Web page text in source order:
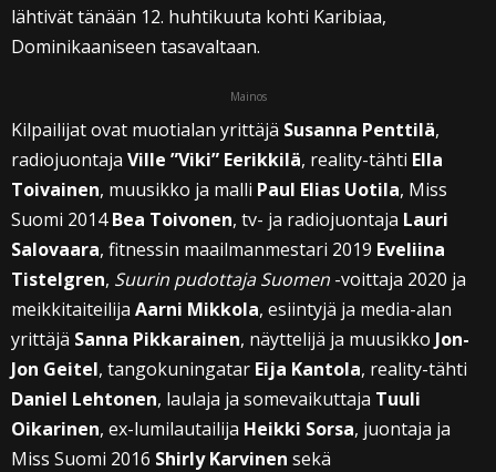
lähtivät tänään 12. huhtikuuta kohti Karibiaa,
Dominikaaniseen tasavaltaan.
Mainos
Kilpailijat ovat muotialan yrittäjä Susanna Penttilä,
radiojuontaja Ville ”Viki” Eerikkilä, reality-tähti Ella
Toivainen, muusikko ja malli Paul Elias Uotila, Miss
Suomi 2014Bea Toivonen, tv- ja radiojuontaja Lauri
Salovaara, fitnessin maailmanmestari 2019 Eveliina
Tistelgren, Suurin pudottaja Suomen -voittaja 2020 ja
meikkitaiteilija Aarni Mikkola, esiintyjä ja media-alan
yrittäjä Sanna Pikkarainen, näyttelijä ja muusikko Jon-
Jon Geitel, tangokuningatar Eija Kantola, reality-tähti
Daniel Lehtonen, laulaja ja somevaikuttaja Tuuli
Oikarinen, ex-lumilautailija Heikki Sorsa, juontaja ja
Miss Suomi 2016 Shirly Karvinen sekä